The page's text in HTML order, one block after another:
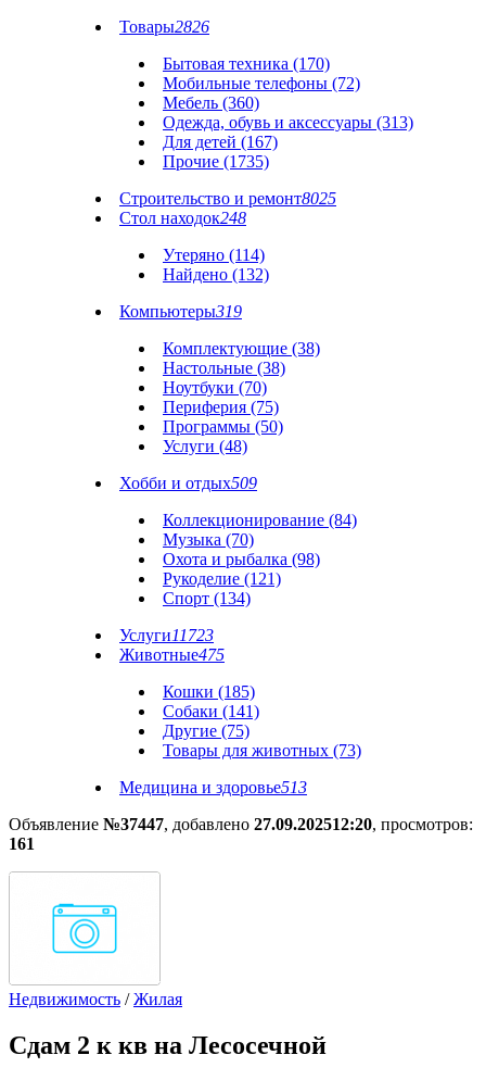
Товары2826
Бытовая техника (170)
Мобильные телефоны (72)
Мебель (360)
Одежда, обувь и аксессуары (313)
Для детей (167)
Прочие (1735)
Строительство и ремонт8025
Стол находок248
Утеряно (114)
Найдено (132)
Компьютеры319
Комплектующие (38)
Настольные (38)
Ноутбуки (70)
Периферия (75)
Программы (50)
Услуги (48)
Хобби и отдых509
Коллекционирование (84)
Музыка (70)
Охота и рыбалка (98)
Рукоделие (121)
Спорт (134)
Услуги11723
Животные475
Кошки (185)
Собаки (141)
Другие (75)
Товары для животных (73)
Медицина и здоровье513
Объявление №37447, добавлено 27.09.202512:20, просмотров:
161
Недвижимость /Жилая
Сдам 2 к кв на Лесосечной